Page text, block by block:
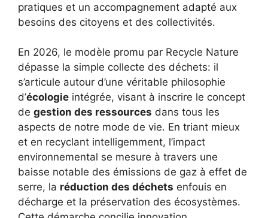
pratiques et un accompagnement adapté aux
besoins des citoyens et des collectivités.
En 2026, le modèle promu par Recycle Nature
dépasse la simple collecte des déchets: il
s’articule autour d’une véritable philosophie
d’écologie intégrée, visant à inscrire le concept
de gestion des ressources dans tous les
aspects de notre mode de vie. En triant mieux
et en recyclant intelligemment, l’impact
environnemental se mesure à travers une
baisse notable des émissions de gaz à effet de
serre, la réduction des déchets enfouis en
décharge et la préservation des écosystèmes.